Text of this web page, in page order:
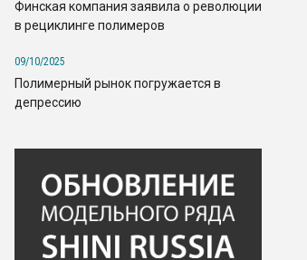
Финская компания заявила о революции
в рециклинге полимеров
09/10/2025
Полимерный рынок погружается в
депрессию